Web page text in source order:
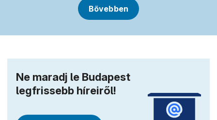
Bővebben
Ne maradj le Budapest
legfrissebb híreiről!